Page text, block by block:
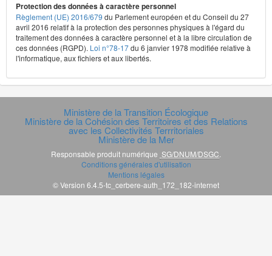
Protection des données à caractère personnel
Règlement (UE) 2016/679 du Parlement européen et du Conseil du 27
avril 2016 relatif à la protection des personnes physiques à l'égard du
traitement des données à caractère personnel et à la libre circulation de
ces données (RGPD). Loi n°78-17du 6 janvier 1978 modifiée relative à
l'informatique, aux fichiers et aux libertés.
Ministère de la Transition Écologique
Ministère de la Cohésion des Territoires et des Relations
avec les Collectivités Terrritoriales
Ministère de la Mer
Responsable produit numérique SG/DNUM/DSGC
Conditions générales d'utilisation
Mentions légales
© Version 6.4.5-tc_cerbere-auth_172_182-internet